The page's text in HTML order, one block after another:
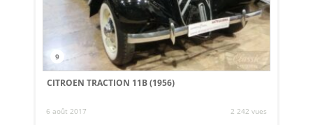
9
CITROEN TRACTION 11B (1956)
6 août 2017 2 242 vues